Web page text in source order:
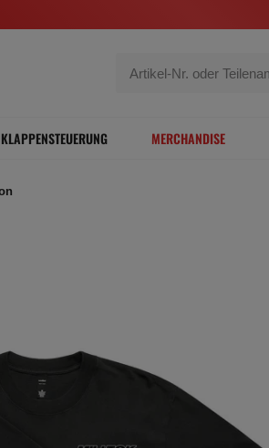
KLAPPENSTEUERUNG MERCHANDISE